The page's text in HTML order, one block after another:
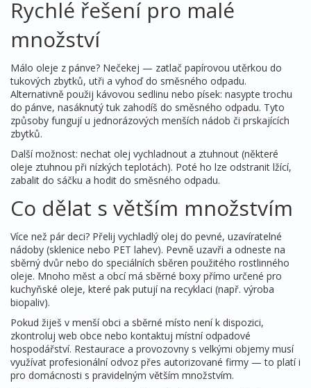
Rychlé řešení pro malé
množství
Málo oleje z pánve? Nečekej — zatlač papírovou utěrkou do
tukových zbytků, utři a vyhoď do směsného odpadu.
Alternativně použij kávovou sedlinu nebo písek: nasypte trochu
do pánve, nasáknutý tuk zahodíš do směsného odpadu. Tyto
způsoby fungují u jednorázových menších nádob či prskajících
zbytků.
Další možnost: nechat olej vychladnout a ztuhnout (některé
oleje ztuhnou při nízkých teplotách). Poté ho lze odstranit lžící,
zabalit do sáčku a hodit do směsného odpadu.
Co dělat s větším množstvím
Více než pár deci? Přelij vychladlý olej do pevné, uzavíratelné
nádoby (sklenice nebo PET lahev). Pevně uzavři a odneste na
sběrný dvůr nebo do speciálních sběren použitého rostlinného
oleje. Mnoho měst a obcí má sběrné boxy přímo určené pro
kuchyňské oleje, které pak putují na recyklaci (např. výroba
biopaliv).
Pokud žiješ v menší obci a sběrné místo není k dispozici,
zkontroluj web obce nebo kontaktuj místní odpadové
hospodářství. Restaurace a provozovny s velkými objemy musí
využívat profesionální odvoz přes autorizované firmy — to platí i
pro domácnosti s pravidelným větším množstvím.